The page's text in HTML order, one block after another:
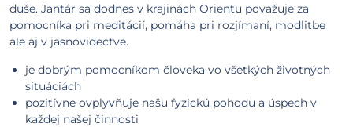
duše. Jantár sa dodnes v krajinách Orientu považuje za
pomocníka pri meditácií, pomáha pri rozjímaní, modlitbe
ale aj v jasnovidectve.
je dobrým pomocníkom človeka vo všetkých životných
situáciách
pozitívne ovplyvňuje našu fyzickú pohodu a úspech v
každej našej činnosti